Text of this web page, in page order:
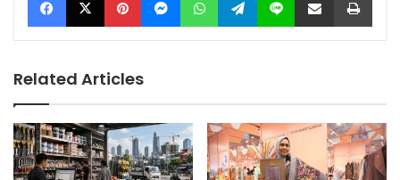
Related Articles